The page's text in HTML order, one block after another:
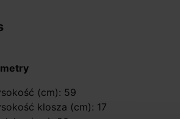
(cm): 59
klosza (cm): 17